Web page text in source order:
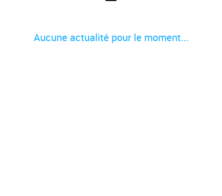
Aucune actualité pour le moment...